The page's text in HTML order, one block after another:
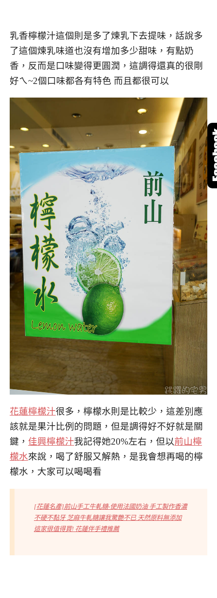
乳香檸檬汁這個則是多了煉乳下去提味，話說多
了這個煉乳味道也沒有增加多少甜味，有點奶
香，反而是口味變得更圓潤，這調得還真的很剛
好ㄟ~2個口味都各有特色 而且都很可以
花蓮檸檬汁很多，檸檬水則是比較少，這差別應
該就是果汁比例的問題，但是調得好不好就是關
鍵， 佳興檸檬汁我記得她20%左右，但以前山檸
檬水來說，喝了舒服又解熱，是我會想再喝的檸
檬水，大家可以喝喝看
[花蓮名產]前山手工牛軋糖-使用法國奶油 手工製作香濃
不硬不黏牙 芝麻牛軋糖讓我驚艷不已 天然原料無添加
這家很值得買! 花蓮伴手禮推薦